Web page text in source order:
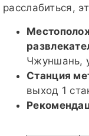
расслабиться,
Чжуншань,
Станция
выход 1